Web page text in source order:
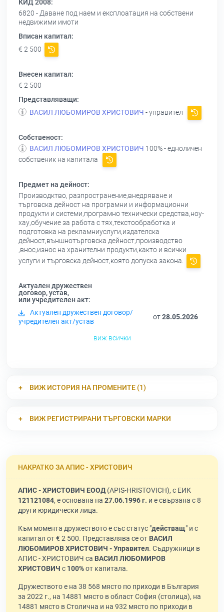
КИД 2008:
6820 - Даване под наем и експлоатация на собствени
недвижими имоти
Вписан капитал:
€ 2 500
Внесен капитал:
€ 2 500
Представляващи:
ВАСИЛ ЛЮБОМИРОВ ХРИСТОВИЧ - управител
Собственост:
ВАСИЛ ЛЮБОМИРОВ ХРИСТОВИЧ 100% - едноличен
собственик на капитала
Предмет на дейност:
Производктво, разпространение,внедряване и
търговска дейност на програмни и информационни
продукти и системи,програмно технически средства,ноу-
хау,обучение за работа с тях,текстообработка и
подготовка на рекламниуслуги,издателска
дейност,външнотърговска дейност,производство
,внос,износ на хранителни продукти,както и всички
услуги и търговска дейност,която допуска закона.
Актуален дружествен
договор, устав,
или учредителен акт:
Актуален дружествен договор/
учредителен акт/устав
от28.05.2026
виж всички
ВИЖ ИСТОРИЯ НА ПРОМЕНИТЕ (1)
ВИЖ РЕГИСТРИРАНИ ТЪРГОВСКИ МАРКИ
НАКРАТКО ЗА АПИС - ХРИСТОВИЧ
АПИС - ХРИСТОВИЧ ЕООД(APIS-HRISTOVICH), с ЕИК
121121084, е основана на 27.06.1996 г. и е свързана с 8
други юридически лица.
Към момента дружеството е със статус "действащ" и с
капитал от € 2 500. Представлява се от ВАСИЛ
ЛЮБОМИРОВ ХРИСТОВИЧ - Управител. Съдружници в
АПИС - ХРИСТОВИЧ са ВАСИЛ ЛЮБОМИРОВ
ХРИСТОВИЧ с 100%от капитала.
Дружеството е на 38 568 място по приходи в България
за 2022 г., на 14881 място в област София (столица), на
14881 място в Столична и на 932 място по приходи в